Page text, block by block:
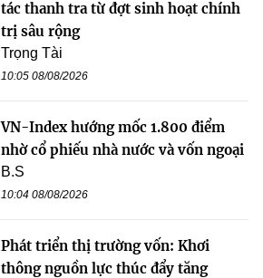
tác thanh tra từ đợt sinh hoạt chính
trị sâu rộng
Trọng Tài
10:05 08/08/2026
VN-Index hướng mốc 1.800 điểm
nhờ cổ phiếu nhà nước và vốn ngoại
B.S
10:04 08/08/2026
Phát triển thị trường vốn: Khơi
thông nguồn lực thúc đẩy tăng